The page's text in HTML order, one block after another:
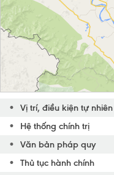
Vị trí, điều kiện tự nhiên
Hệ thống chính trị
Văn bản pháp quy
Thủ tục hành chính